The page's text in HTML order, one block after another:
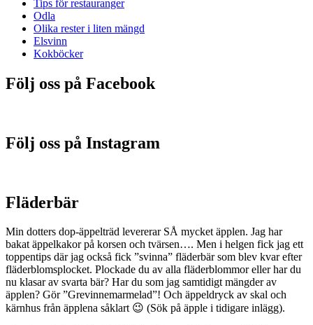
Tips för restauranger
Odla
Olika rester i liten mängd
Elsvinn
Kokböcker
Följ oss på Facebook
Följ oss på Instagram
Fläderbär
‌Min dotters dop-äppelträd levererar SÅ mycket äpplen. Jag har
bakat äppelkakor på korsen och tvärsen…. Men i helgen fick jag ett
toppentips där jag också fick ”svinna” fläderbär som blev kvar efter
fläderblomsplocket. Plockade du av alla fläderblommor eller har du
nu klasar av svarta bär? Har du som jag samtidigt mängder av
äpplen? Gör ”Grevinnemarmelad”! Och äppeldryck av skal och
kärnhus från äpplena såklart 😉 (Sök på äpple i tidigare inlägg).